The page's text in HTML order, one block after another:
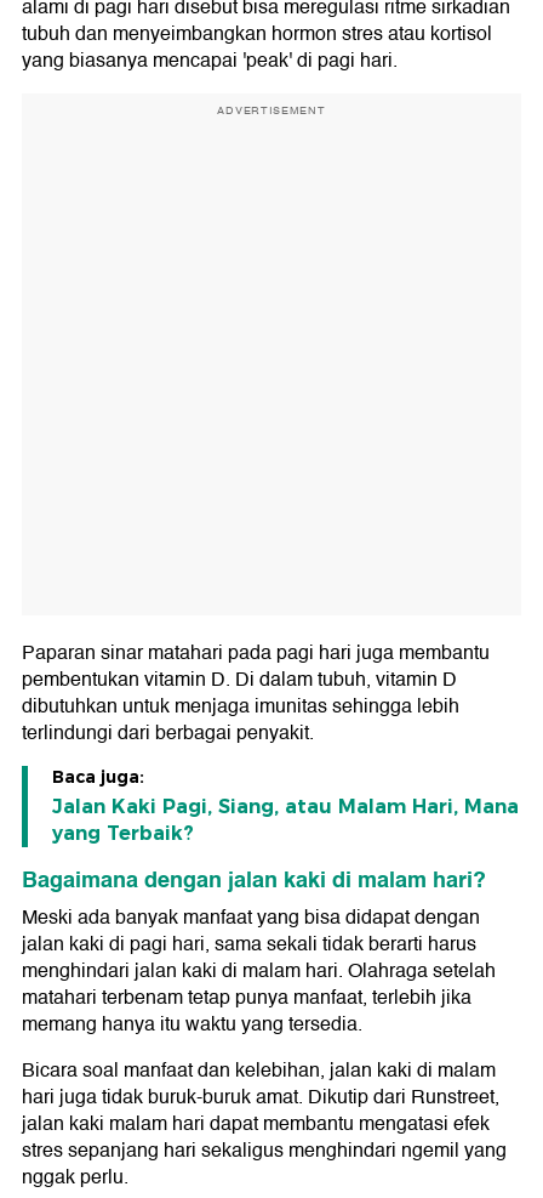
alami di pagi hari disebut bisa meregulasi ritme sirkadian
tubuh dan menyeimbangkan hormon stres atau kortisol
yang biasanya mencapai 'peak' di pagi hari.
ADVERTISEMENT
Paparan sinar matahari pada pagi hari juga membantu
pembentukan vitamin D. Di dalam tubuh, vitamin D
dibutuhkan untuk menjaga imunitas sehingga lebih
terlindungi dari berbagai penyakit.
Baca juga:
Jalan Kaki Pagi, Siang, atau Malam Hari, Mana
yang Terbaik?
Bagaimana dengan jalan kaki di malam hari?
Meski ada banyak manfaat yang bisa didapat dengan
jalan kaki di pagi hari, sama sekali tidak berarti harus
menghindari jalan kaki di malam hari. Olahraga setelah
matahari terbenam tetap punya manfaat, terlebih jika
memang hanya itu waktu yang tersedia.
Bicara soal manfaat dan kelebihan, jalan kaki di malam
hari juga tidak buruk-buruk amat. Dikutip dari Runstreet,
jalan kaki malam hari dapat membantu mengatasi efek
stres sepanjang hari sekaligus menghindari ngemil yang
nggak perlu.